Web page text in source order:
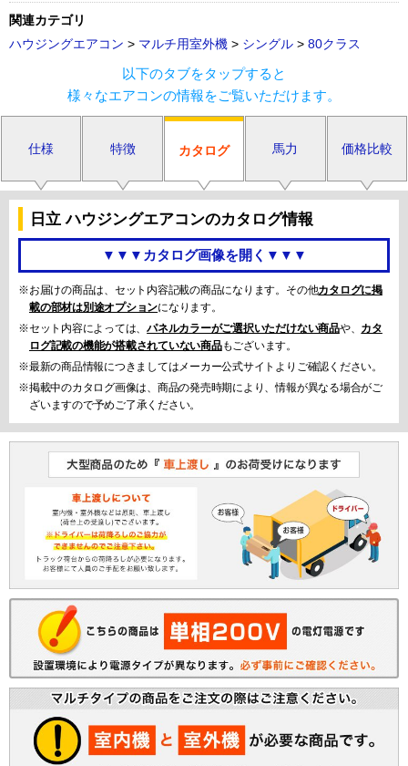
関連カテゴリ
ハウジングエアコン > マルチ用室外機 > シングル > 80クラス
以下のタブをタップすると
様々なエアコンの情報をご覧いただけます。
仕様 特徴 カタログ 馬力 価格比較
日立 ハウジングエアコンのカタログ情報
▼▼▼カタログ画像を開く▼▼▼
※お届けの商品は、セット内容記載の商品になります。その他カタログに掲
載の部材は別途オプションになります。
※セット内容によっては、パネルカラーがご選択いただけない商品や、 カタ
ログ記載の機能が搭載されていない商品もございます。
※最新の商品情報につきましてはメーカー公式サイトよりご確認ください。
※掲載中のカタログ画像は、商品の発売時期により、情報が異なる場合がご
ざいますので予めご了承ください。